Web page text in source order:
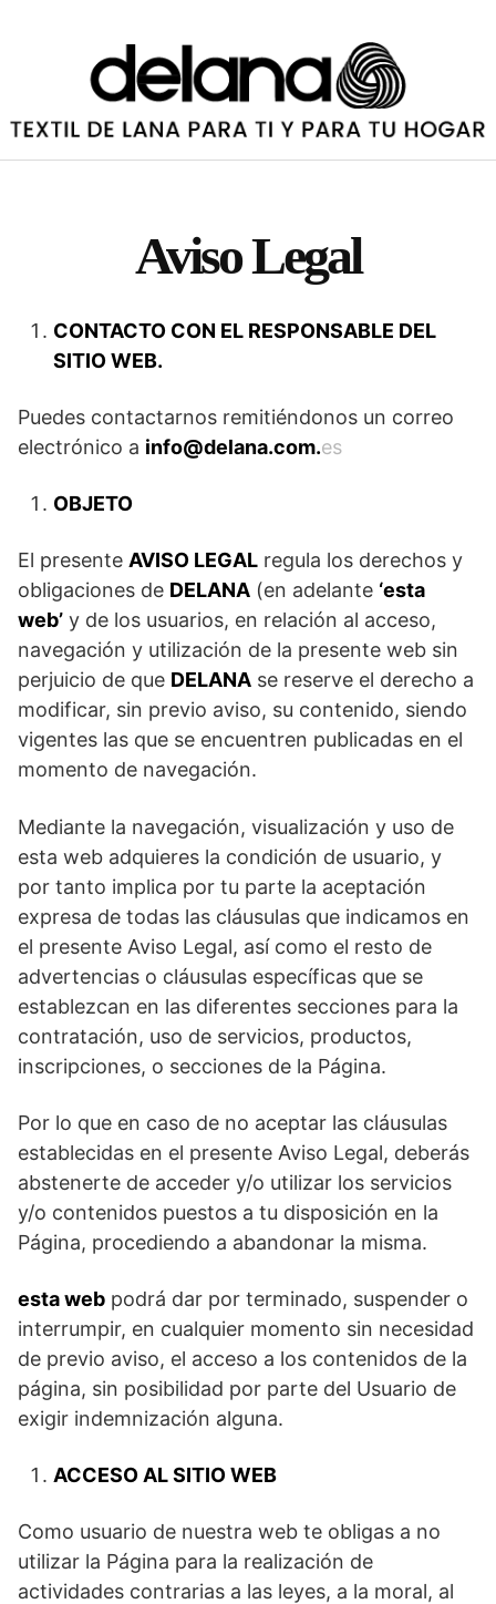
Aviso Legal
CONTACTO CON EL RESPONSABLE DEL
SITIO WEB.
Puedes contactarnos remitiéndonos un correo
electrónico a info@delana.com.es
OBJETO
El presente AVISO LEGAL regula los derechos y
obligaciones de DELANA (en adelante ‘esta
web’ y de los usuarios, en relación al acceso,
navegación y utilización de la presente web sin
perjuicio de que DELANA se reserve el derecho a
modificar, sin previo aviso, su contenido, siendo
vigentes las que se encuentren publicadas en el
momento de navegación.
Mediante la navegación, visualización y uso de
esta web adquieres la condición de usuario, y
por tanto implica por tu parte la aceptación
expresa de todas las cláusulas que indicamos en
el presente Aviso Legal, así como el resto de
advertencias o cláusulas específicas que se
establezcan en las diferentes secciones para la
contratación, uso de servicios, productos,
inscripciones, o secciones de la Página.
Por lo que en caso de no aceptar las cláusulas
establecidas en el presente Aviso Legal, deberás
abstenerte de acceder y/o utilizar los servicios
y/o contenidos puestos a tu disposición en la
Página, procediendo a abandonar la misma.
esta web podrá dar por terminado, suspender o
interrumpir, en cualquier momento sin necesidad
de previo aviso, el acceso a los contenidos de la
página, sin posibilidad por parte del Usuario de
exigir indemnización alguna.
ACCESO AL SITIO WEB
Como usuario de nuestra web te obligas a no
utilizar la Página para la realización de
actividades contrarias a las leyes, a la moral, al